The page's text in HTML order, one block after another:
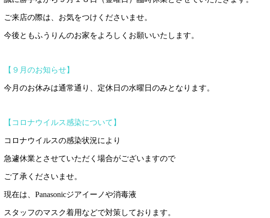
ご来店の際は、お気をつけくださいませ。
今後ともふうりんのお家をよろしくお願いいたします。
【９月のお知らせ】
今月のお休みは通常通り、定休日の水曜日のみとなります。
【コロナウイルス感染について】
コロナウイルスの感染状況により
急遽休業とさせていただく場合がございますので
ご了承くださいませ。
現在は、Panasonicジアイーノや消毒液
スタッフのマスク着用などで対策しております。